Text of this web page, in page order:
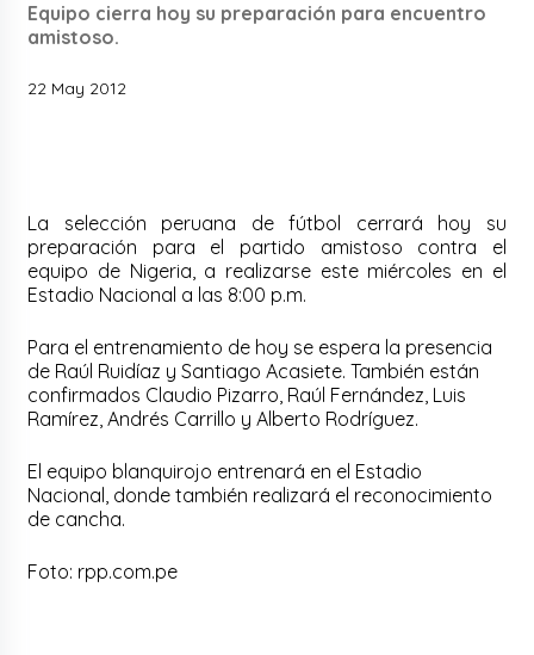
Equipo cierra hoy su preparación para encuentro
amistoso.
22 May 2012
La selección peruana de fútbol cerrará hoy su
preparación para el partido amistoso contra el
equipo de Nigeria, a realizarse este miércoles en el
Estadio Nacional a las 8:00 p.m.
Para el entrenamiento de hoy se espera la presencia
de Raúl Ruidíaz y Santiago Acasiete. También están
confirmados Claudio Pizarro, Raúl Fernández, Luis
Ramírez, Andrés Carrillo y Alberto Rodríguez.
El equipo blanquirojo entrenará en el Estadio
Nacional, donde también realizará el reconocimiento
de cancha.
Foto: rpp.com.pe